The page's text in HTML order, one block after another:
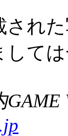
され
して